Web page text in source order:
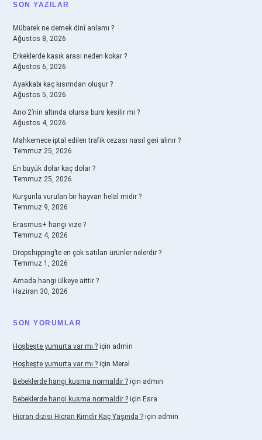
SIDEBAR
SON YAZILAR
Mübarek ne demek dinî anlamı ?
Ağustos 8, 2026
Erkeklerde kasık arası neden kokar ?
Ağustos 6, 2026
Ayakkabı kaç kısımdan oluşur ?
Ağustos 5, 2026
Ano 2’nin altında olursa burs kesilir mi ?
Ağustos 4, 2026
Mahkemece iptal edilen trafik cezası nasıl geri alınır ?
Temmuz 25, 2026
En büyük dolar kaç dolar ?
Temmuz 25, 2026
Kurşunla vurulan bir hayvan helal midir ?
Temmuz 9, 2026
Erasmus+ hangi vize ?
Temmuz 4, 2026
Dropshipping’te en çok satılan ürünler nelerdir ?
Temmuz 1, 2026
Amada hangi ülkeye aittir ?
Haziran 30, 2026
SON YORUMLAR
Hoşbeşte yumurta var mı ? için admin
Hoşbeşte yumurta var mı ? için Meral
Bebeklerde hangi kusma normaldir ? için admin
Bebeklerde hangi kusma normaldir ? için Esra
Hicran dizisi Hicran Kimdir Kaç Yaşında ? için admin